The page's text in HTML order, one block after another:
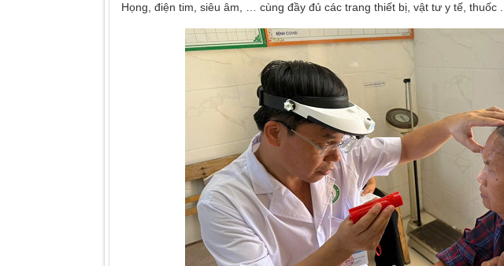
Họng, điện tim, siêu âm, … cùng đầy đủ các trang thiết bị, vật tư y tế, thuốc ...